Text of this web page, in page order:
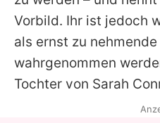
Vorbild. Ihr ist jedoch
als ernst zu
wahrgenommen
Tochter von Sarah